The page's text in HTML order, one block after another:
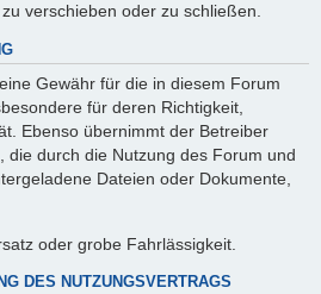
verschieben oder zu schließen.
Gewähr für die in diesem Forum
für deren Richtigkeit,
Ebenso übernimmt der Betreiber
die durch die Nutzung des Forum und
Dateien oder Dokumente,
oder grobe Fahrlässigkeit.
DES NUTZUNGSVERTRAGS